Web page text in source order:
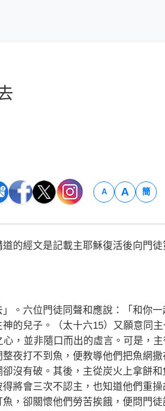
A A 簡
經文是記載主耶穌復活後向門徒
六位門徒同聲和應說：「和你一
的兒子。（太十六15）又願意同
，並非隨口而出的虛言。可是，
夜打不到魚，便教導他們把魚網
沒有破。其後，主從炭火上拿餅
將會三次不認主，也知道他們重
，卻關懷他們勞苦挨餓，便問門徒